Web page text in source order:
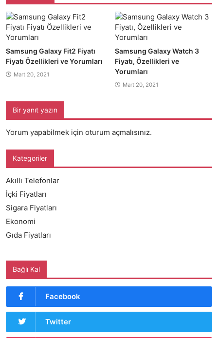
Samsung Galaxy Fit2 Fiyatı
Fiyatı Özellikleri ve Yorumları
Mart 20, 2021
Samsung Galaxy Watch 3
Fiyatı, Özellikleri ve
Yorumları
Mart 20, 2021
Bir yanıt yazın
Yorum yapabilmek için oturum açmalısınız.
Kategoriler
Akıllı Telefonlar
İçki Fiyatları
Sigara Fiyatları
Ekonomi
Gıda Fiyatları
Bağlı Kal
Facebook
Twitter